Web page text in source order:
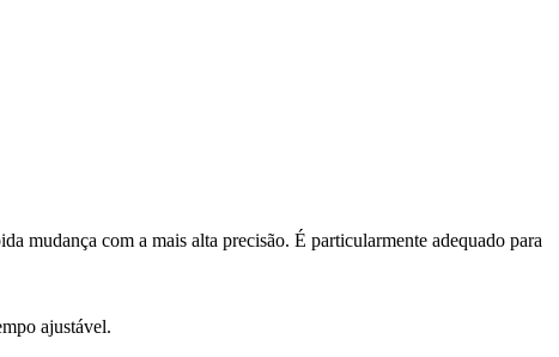
mudança com a mais alta precisão. É particularmente adequado para
ajustável.